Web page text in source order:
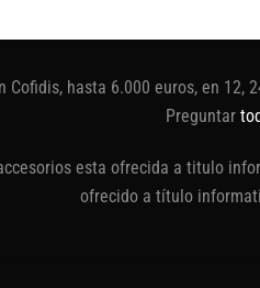
hasta 6.000 euros, en 12,
Preguntar
esta ofrecida a titulo
ofrecido a título